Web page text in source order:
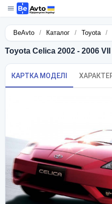
BeAvto / Каталог / Toyota /
Toyota Celica 2002 - 2006
КАРТКА МОДЕЛІ